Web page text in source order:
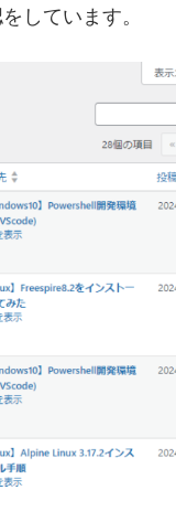
しています。